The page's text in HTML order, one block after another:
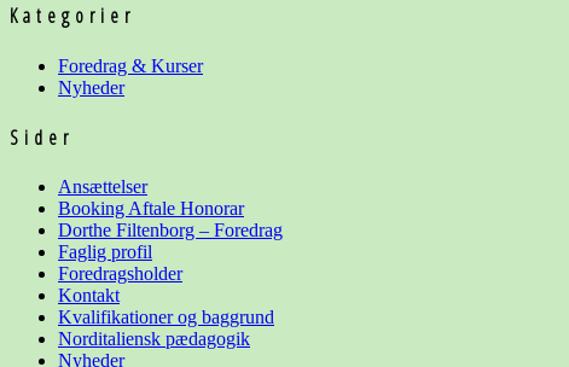
Kategorier
Foredrag & Kurser
Nyheder
Sider
Ansættelser
Booking Aftale Honorar
Dorthe Filtenborg – Foredrag
Faglig profil
Foredragsholder
Kontakt
Kvalifikationer og baggrund
Norditaliensk pædagogik
Nyheder